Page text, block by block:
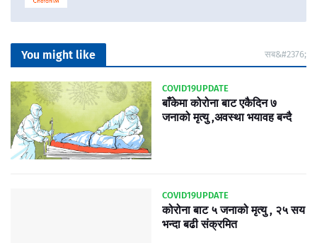
You might like सब&#2376;
COVID19UPDATE
बाँकेमा कोरोना बाट एकैदिन ७
जनाको मृत्यु ,अवस्था भयावह बन्दै
COVID19UPDATE
कोरोना बाट ५ जनाको मृत्यु , २५ सय
भन्दा बढी संक्रमित